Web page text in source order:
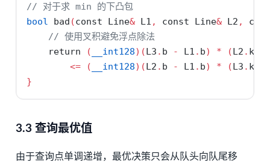
// 对于求 min 的下凸包
bool bad (const Line& L1 , const Line& L2 ,
// 使用叉积避免浮点除法
return
( __int128)(L3 . b - L1 . b) * (L2 . k
<=
( __int128)(L2 . b - L1 . b) * (L3 . k
}
3.3 查询最优值
由于查询点单调递增，最优决策只会从队头向队尾移